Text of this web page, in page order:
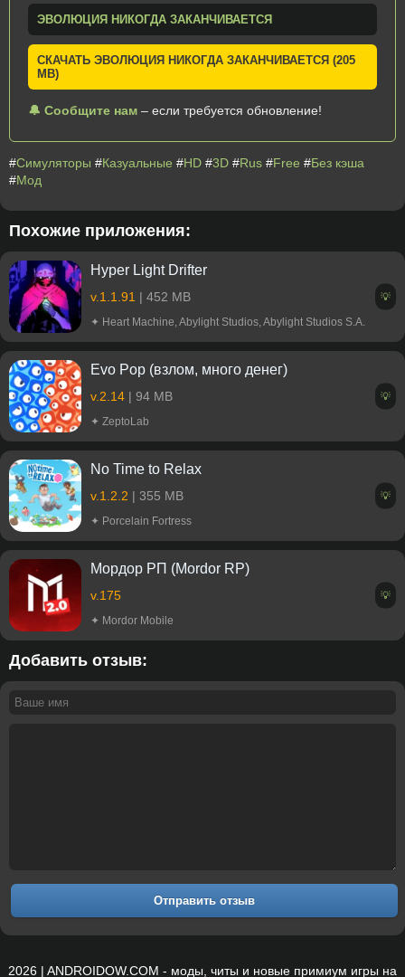
ЭВОЛЮЦИЯ НИКОГДА ЗАКАНЧИВАЕТСЯ
СКАЧАТЬ ЭВОЛЮЦИЯ НИКОГДА ЗАКАНЧИВАЕТСЯ (205
MB)
🔔 Сообщите нам – если требуется обновление!
#Симуляторы #Казуальные #HD #3D #Rus #Free #Без кэша
#Мод
Похожие приложения:
Hyper Light Drifter
v.1.1.91 | 452 MB
✦ Heart Machine, Abylight Studios, Abylight Studios S.A.
💡
Evo Pop (взлом, много денег)
v.2.14 | 94 MB
✦ ZeptoLab
💡
No Time to Relax
v.1.2.2 | 355 MB
✦ Porcelain Fortress
💡
Мордор РП (Mordor RP)
v.175
✦ Mordor Mobile
💡
Добавить отзыв:
Отправить отзыв
2026 | ANDROIDOW.COM - моды, читы и новые примиум игры на